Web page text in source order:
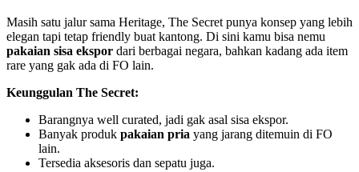
Masih satu jalur sama Heritage, The Secret punya konsep yang lebih
elegan tapi tetap friendly buat kantong. Di sini kamu bisa nemu
pakaian sisa ekspor dari berbagai negara, bahkan kadang ada item
rare yang gak ada di FO lain.
Keunggulan The Secret:
Barangnya well curated, jadi gak asal sisa ekspor.
Banyak produk pakaian pria yang jarang ditemuin di FO
lain.
Tersedia aksesoris dan sepatu juga.